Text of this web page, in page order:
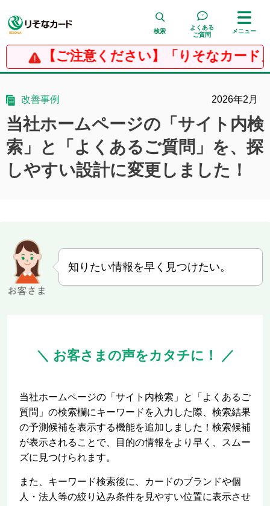
検索
よくある
ご質問
メニュー
検 索
【ご注意ください】「りそなカード
改善事例 2026年2月
当社ホームページの「サイト内検
索」と「よくあるご質問」を、探
しやすい設計に変更しました！
知りたい情報を早く見つけたい。
＼ お客さまの声をカタチに！ ／
当社ホームページの「サイト内検索」と「よくあるご
質問」の検索欄にキーワードを入力した際、検索結果
の予測候補を表示する機能を追加しました！検索候補
が表示されることで、目的の情報をより早く、スムー
ズに見つけられます。
また、キーワード検索後に、カードのブランドや個
人・法人等の絞り込み条件を見やすい位置に表示させ